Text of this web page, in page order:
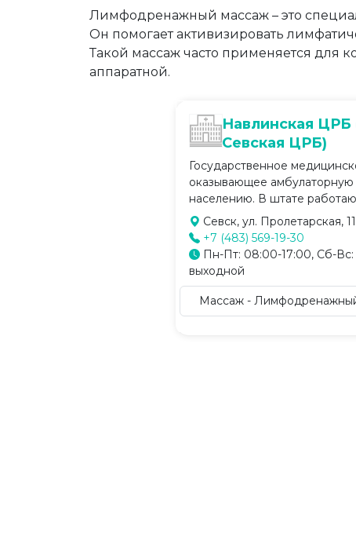
Лимфодренажный массаж – это
Он помогает активизировать
Такой массаж часто применяется для
аппаратной.
Навлинская ЦРБ
Севская ЦРБ)
Государственное
оказывающее
населению. В штате
Севск, ул. Пролетарская, 11
+7 (483) 569-19-30
Пн-Пт: 08:00-17:00, Сб-Вс:
выходной
Массаж -